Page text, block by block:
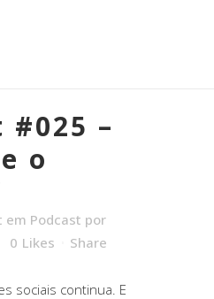
#025 –
o
em Podcast por
0 Likes Share
sociais continua. E